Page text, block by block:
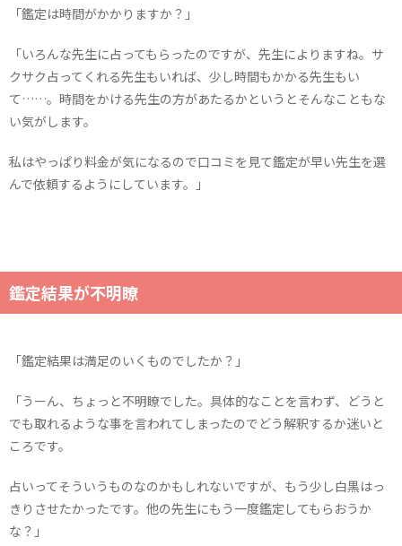
「鑑定は時間がかかりますか？」
「いろんな先生に占ってもらったのですが、先生によりますね。サ
クサク占ってくれる先生もいれば、少し時間もかかる先生もい
て……。時間をかける先生の方があたるかというとそんなこともな
い気がします。
私はやっぱり料金が気になるので口コミを見て鑑定が早い先生を選
んで依頼するようにしています。」
鑑定結果が不明瞭
「鑑定結果は満足のいくものでしたか？」
「うーん、ちょっと不明瞭でした。具体的なことを言わず、どうと
でも取れるような事を言われてしまったのでどう解釈するか迷いと
ころです。
占いってそういうものなのかもしれないですが、もう少し白黒はっ
きりさせたかったです。他の先生にもう一度鑑定してもらおうか
な？」